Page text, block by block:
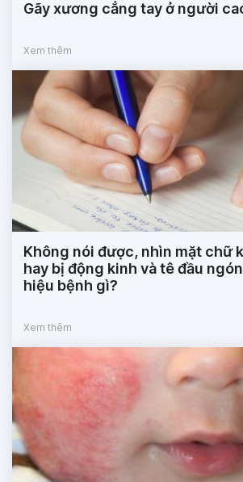
Gãy xương cẳng tay ở người
Xem thêm
Không nói được, nhìn mặt chữ
hay bị động kinh và tê đầu
hiệu bệnh gì?
Xem thêm